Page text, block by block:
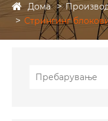
Дома
Стрингинг